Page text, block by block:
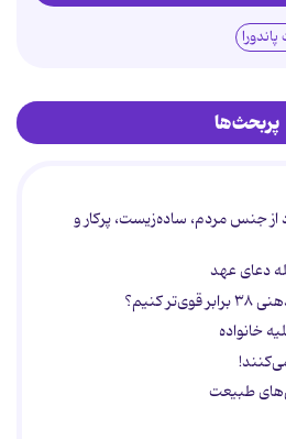
پاندورا
پربحث‌ها
جنس مردم، ساده‌زیست، پرکار و
دعای عهد
کنیم؟
طبیعت